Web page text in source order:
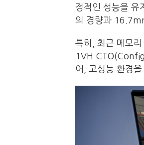
정적인 성능을
의 경량과
특히, 최근 메모
1VH
어, 고성능 환경